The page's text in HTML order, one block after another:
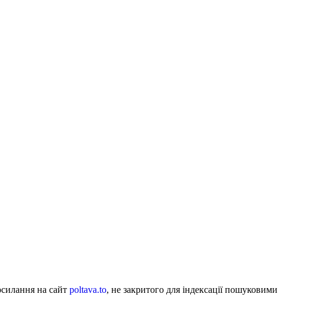
на сайт poltava.to, не закритого для індексації пошуковими